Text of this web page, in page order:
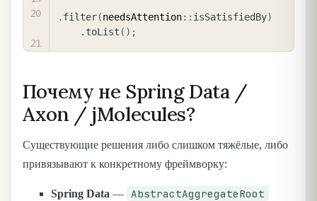
. filter(needsAttention:: isSatisfiedBy)
.toList ( ) ;
Почему не Spring Data /
Axon / jMolecules?
Существующие решения либо слишком тяжёлые, либо
привязывают к конкретному фреймворку:
Spring Data — AbstractAggregateRoot